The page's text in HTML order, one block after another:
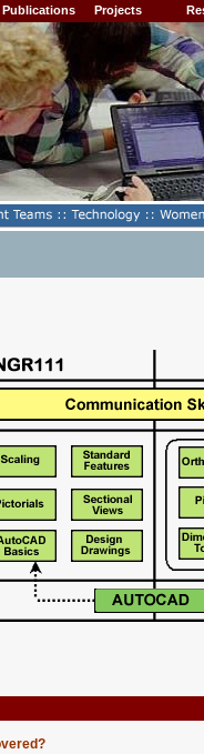
Publications Projects